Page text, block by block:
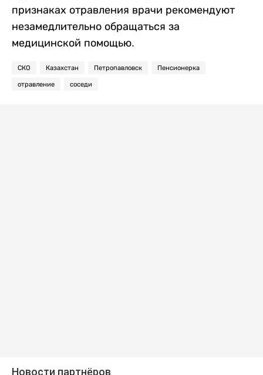
признаках отравления врачи рекомендуют
незамедлительно обращаться за
медицинской помощью.
СКО Казахстан Петропавловск Пенсионерка
отравление соседи